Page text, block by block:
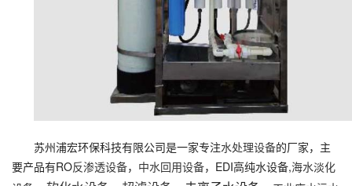
苏州浦宏环保科技有限公司是一家专注水处理设备的厂家，主
要产品有RO反渗透设备， 中水回用设备，EDI高纯水设备,海水淡化